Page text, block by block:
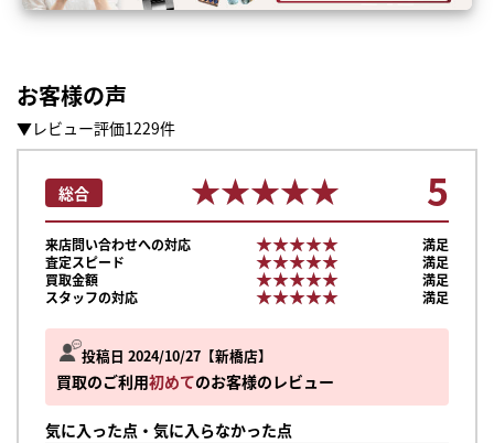
お客様の声
▼レビュー評価1229件
投稿日 2024/10/27 新橋店
買取のご利用初めてのお客様のレビュー
気に入った点・気に入らなかった点
総合 ★★★★★
★★★★★ 5
来店問い合わせへの対応 ★★★★★
★★★★★
満足
査定スピード
★★★★★
★★★★★
満足
買取金額
★★★★★
★★★★★
満足
スタッフの対応
★★★★★
★★★★★ 満足